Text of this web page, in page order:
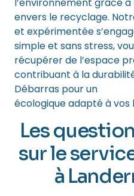
envers le recyclage.
et expérimentée
simple et sans stress,
récupérer de l’espace
contribuant à la
Débarras pour un
écologique adapté à vos
Les
sur le
à